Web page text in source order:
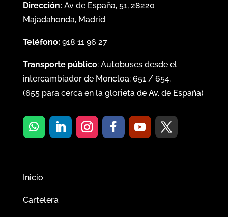
Dirección: Av de España, 51, 28220
Majadahonda, Madrid
Teléfono: 918 11 96 27
Transporte público: Autobuses desde el
intercambiador de Moncloa: 651/ 654.
(655para cerca en la glorieta de Av. de España)
Inicio
Cartelera